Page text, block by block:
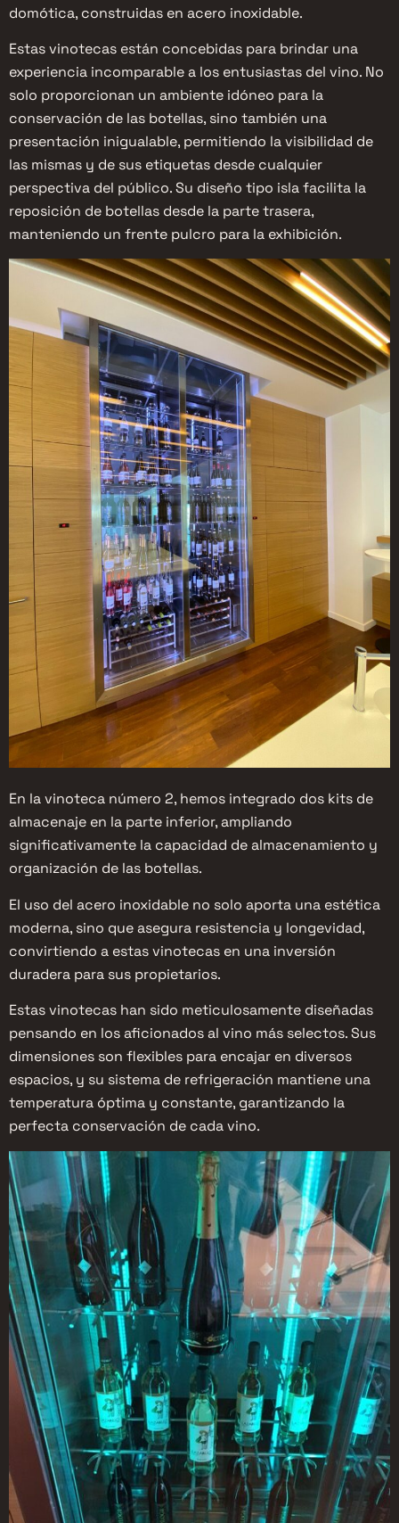
domótica, construidas en acero inoxidable.
Estas vinotecas están concebidas para brindar una
experiencia incomparable a los entusiastas del vino. No
solo proporcionan un ambiente idóneo para la
conservación de las botellas, sino también una
presentación inigualable, permitiendo la visibilidad de
las mismas y de sus etiquetas desde cualquier
perspectiva del público. Su diseño tipo isla facilita la
reposición de botellas desde la parte trasera,
manteniendo un frente pulcro para la exhibición.
En la vinoteca número 2, hemos integrado dos kits de
almacenaje en la parte inferior, ampliando
significativamente la capacidad de almacenamiento y
organización de las botellas.
El uso del acero inoxidable no solo aporta una estética
moderna, sino que asegura resistencia y longevidad,
convirtiendo a estas vinotecas en una inversión
duradera para sus propietarios.
Estas vinotecas han sido meticulosamente diseñadas
pensando en los aficionados al vino más selectos. Sus
dimensiones son flexibles para encajar en diversos
espacios, y su sistema de refrigeración mantiene una
temperatura óptima y constante, garantizando la
perfecta conservación de cada vino.